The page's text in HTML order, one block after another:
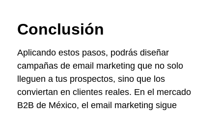
Conclusión
Aplicando estos pasos, podrás diseñar
campañas de email marketing que no solo
lleguen a tus prospectos, sino que los
conviertan en clientes reales. En el mercado
B2B de México, el email marketing sigue